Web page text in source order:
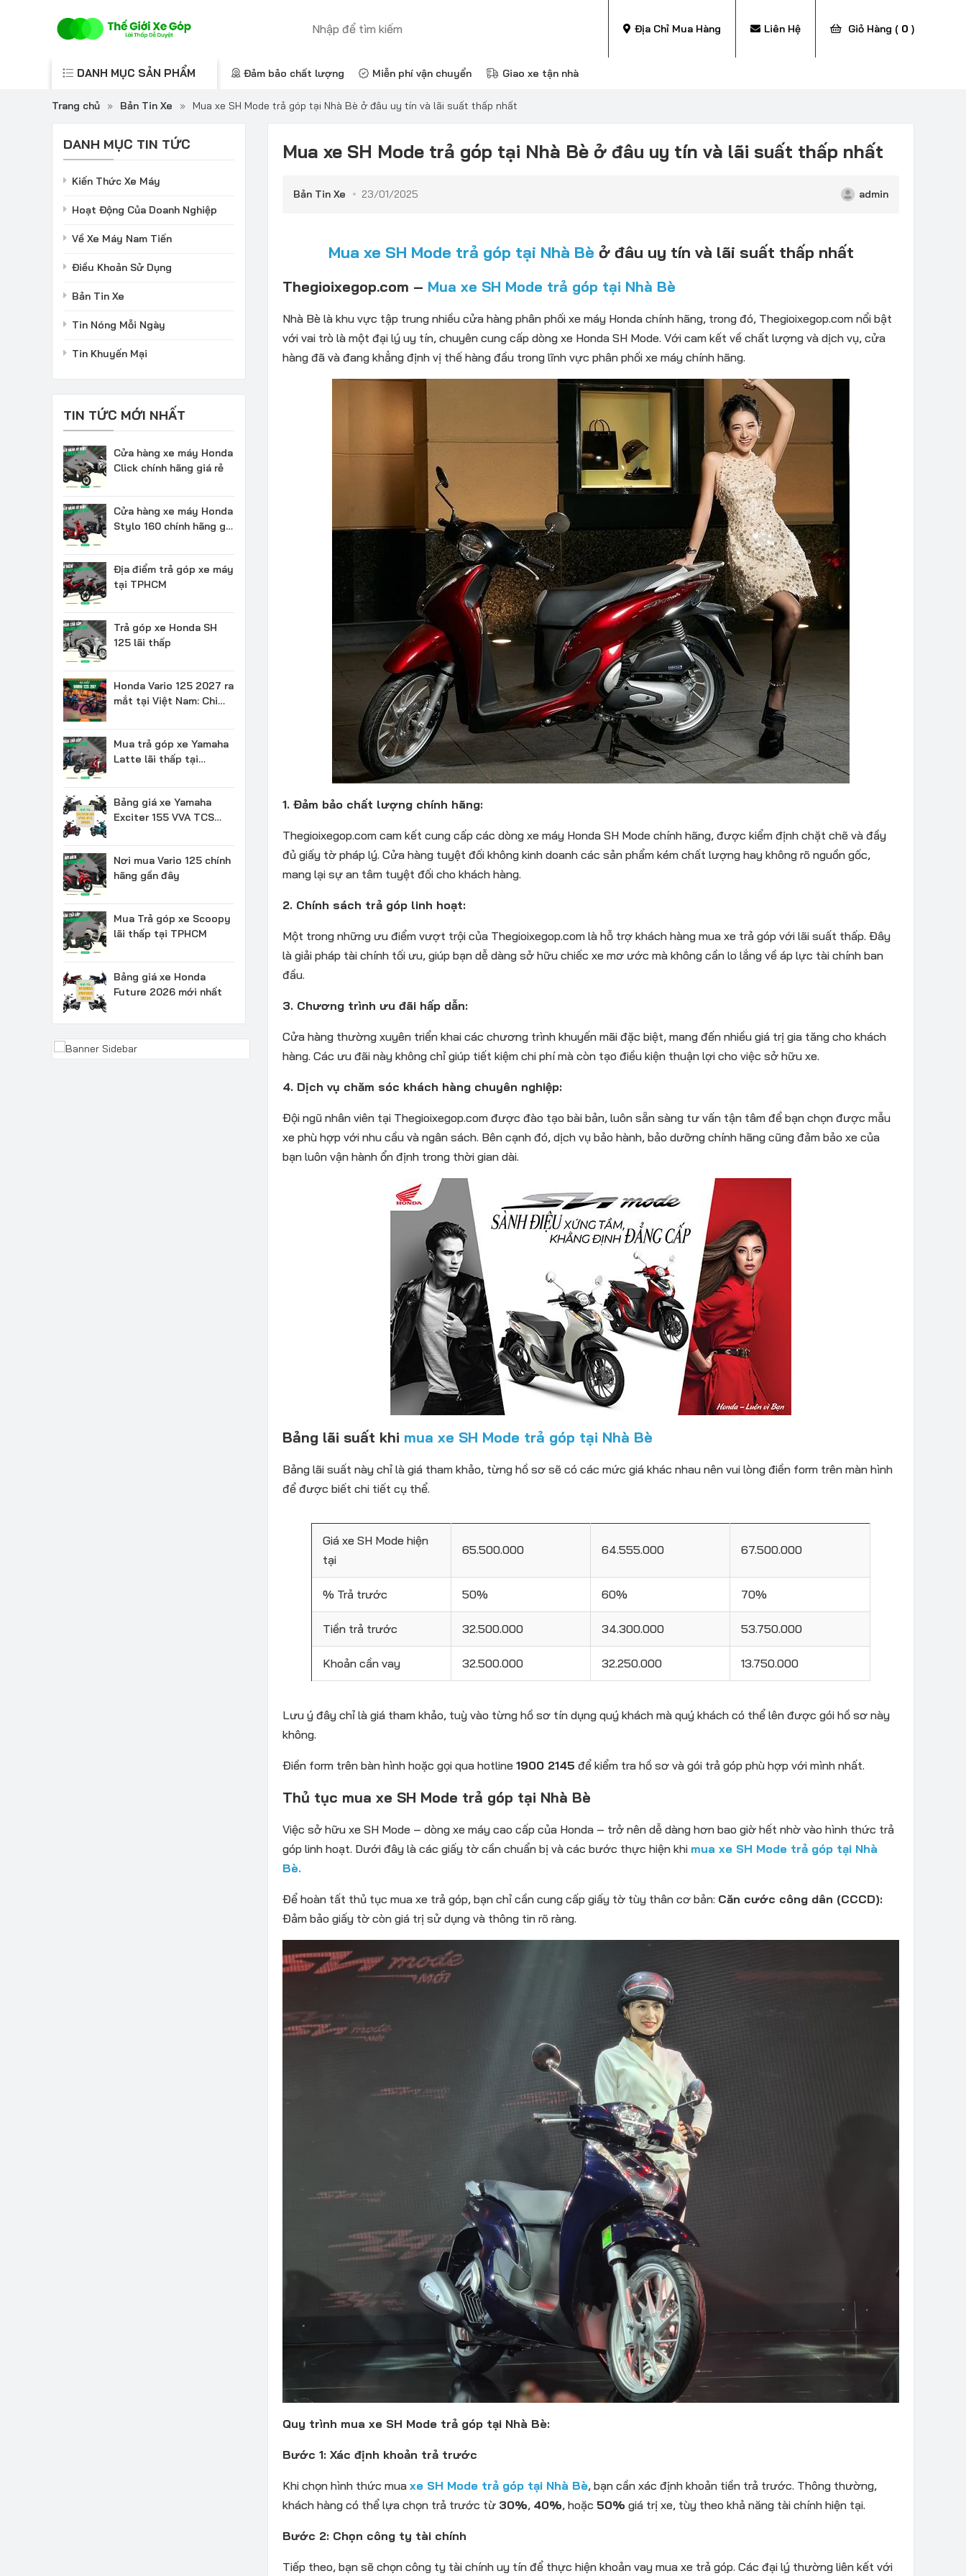
Địa Chỉ Mua Hàng Liên Hệ Giỏ Hàng ( 0 )
DANH MỤC SẢN PHẨM Đảm bảo chất lượng Miễn phí vận chuyển Giao xe tận nhà
Trang chủ » Bản Tin Xe » Mua xe SH Mode trả góp tại Nhà Bè ở đâu uy tín và lãi suất thấp nhất
Mua xe SH Mode trả góp tại Nhà Bè ở đâu uy tín và lãi suất thấp nhất
Bản Tin Xe 23/01/2025 admin
Mua xe SH Mode trả góp tại Nhà Bè ở đâu uy tín và lãi suất thấp nhất
Thegioixegop.com – Mua xe SH Mode trả góp tại Nhà Bè
Nhà Bè là khu vực tập trung nhiều cửa hàng phân phối xe máy Honda chính hãng, trong đó, Thegioixegop.com nổi bật
với vai trò là một đại lý uy tín, chuyên cung cấp dòng xe Honda SH Mode. Với cam kết về chất lượng và dịch vụ, cửa
hàng đã và đang khẳng định vị thế hàng đầu trong lĩnh vực phân phối xe máy chính hãng.
1. Đảm bảo chất lượng chính hãng:
Thegioixegop.com cam kết cung cấp các dòng xe máy Honda SH Mode chính hãng, được kiểm định chặt chẽ và đầy
đủ giấy tờ pháp lý. Cửa hàng tuyệt đối không kinh doanh các sản phẩm kém chất lượng hay không rõ nguồn gốc,
mang lại sự an tâm tuyệt đối cho khách hàng.
2. Chính sách trả góp linh hoạt:
Một trong những ưu điểm vượt trội của Thegioixegop.com là hỗ trợ khách hàng mua xe trả góp với lãi suất thấp. Đây
là giải pháp tài chính tối ưu, giúp bạn dễ dàng sở hữu chiếc xe mơ ước mà không cần lo lắng về áp lực tài chính ban
đầu.
3. Chương trình ưu đãi hấp dẫn:
Cửa hàng thường xuyên triển khai các chương trình khuyến mãi đặc biệt, mang đến nhiều giá trị gia tăng cho khách
hàng. Các ưu đãi này không chỉ giúp tiết kiệm chi phí mà còn tạo điều kiện thuận lợi cho việc sở hữu xe.
4. Dịch vụ chăm sóc khách hàng chuyên nghiệp:
Đội ngũ nhân viên tại Thegioixegop.com được đào tạo bài bản, luôn sẵn sàng tư vấn tận tâm để bạn chọn được mẫu
xe phù hợp với nhu cầu và ngân sách. Bên cạnh đó, dịch vụ bảo hành, bảo dưỡng chính hãng cũng đảm bảo xe của
bạn luôn vận hành ổn định trong thời gian dài.
Bảng lãi suất khi mua xe SH Mode trả góp tại Nhà Bè
Bảng lãi suất này chỉ là giá tham khảo, từng hồ sơ sẽ có các mức giá khác nhau nên vui lòng điền form trên màn hình
để được biết chi tiết cụ thể.
Giá xe SH Mode hiện
tại
65.500.000 64.555.000 67.500.000
% Trả trước 50% 60% 70%
Tiền trả trước 32.500.000 34.300.000 53.750.000
Khoản cần vay 32.500.000 32.250.000 13.750.000
Lưu ý đây chỉ là giá tham khảo, tuỳ vào từng hồ sơ tín dụng quý khách mà quý khách có thể lên được gói hồ sơ này
không.
Điền form trên bàn hình hoặc gọi qua hotline 1900 2145 để kiểm tra hồ sơ và gói trả góp phù hợp với mình nhất.
Thủ tục mua xe SH Mode trả góp tại Nhà Bè
Việc sở hữu xe SH Mode – dòng xe máy cao cấp của Honda – trở nên dễ dàng hơn bao giờ hết nhờ vào hình thức trả
góp linh hoạt. Dưới đây là các giấy tờ cần chuẩn bị và các bước thực hiện khi mua xe SH Mode trả góp tại Nhà
Bè.
Để hoàn tất thủ tục mua xe trả góp, bạn chỉ cần cung cấp giấy tờ tùy thân cơ bản: Căn cước công dân (CCCD):
Đảm bảo giấy tờ còn giá trị sử dụng và thông tin rõ ràng.
Quy trình mua xe SH Mode trả góp tại Nhà Bè:
Bước 1: Xác định khoản trả trước
Khi chọn hình thức mua xe SH Mode trả góp tại Nhà Bè, bạn cần xác định khoản tiền trả trước. Thông thường,
khách hàng có thể lựa chọn trả trước từ 30%, 40%, hoặc 50% giá trị xe, tùy theo khả năng tài chính hiện tại.
Bước 2: Chọn công ty tài chính
Tiếp theo, bạn sẽ chọn công ty tài chính uy tín để thực hiện khoản vay mua xe trả góp. Các đại lý thường liên kết với
DANH MỤC TIN TỨC
Kiến Thức Xe Máy
Hoạt Động Của Doanh Nghiệp
Về Xe Máy Nam Tiến
Điều Khoản Sử Dụng
Bản Tin Xe
Tin Nóng Mỗi Ngày
Tin Khuyến Mại
TIN TỨC MỚI NHẤT
Cửa hàng xe máy Honda
Click chính hãng giá rẻ
Cửa hàng xe máy Honda
Stylo 160 chính hãng giá
Địa điểm trả góp xe máy
tại TPHCM
Trả góp xe Honda SH
125 lãi thấp
Honda Vario 125 2027 ra
mắt tại Việt Nam: Chi
Mua trả góp xe Yamaha
Latte lãi thấp tại
Bảng giá xe Yamaha
Exciter 155 VVA TCS
Nơi mua Vario 125 chính
hãng gần đây
Mua Trả góp xe Scoopy
lãi thấp tại TPHCM
Bảng giá xe Honda
Future 2026 mới nhất